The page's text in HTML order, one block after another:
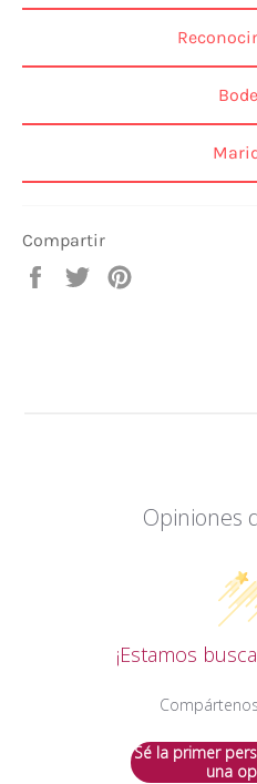
Compartir
Compartir
Tuitear
Opiniones
¡Estamos
Sé la primer
una